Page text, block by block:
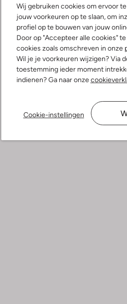
Wij gebruiken cookies om ervoor
jouw voorkeuren op te slaan, om
profiel op te bouwen van jouw
Door op "Accepteer alle cookies"
cookies zoals omschreven in onze
Wil je je voorkeuren wijzigen? Via
toestemming ieder moment
indienen? Ga naar onze
Cookie-instellingen
Moscow
Mini jurk
€ 149,99 € 104,99